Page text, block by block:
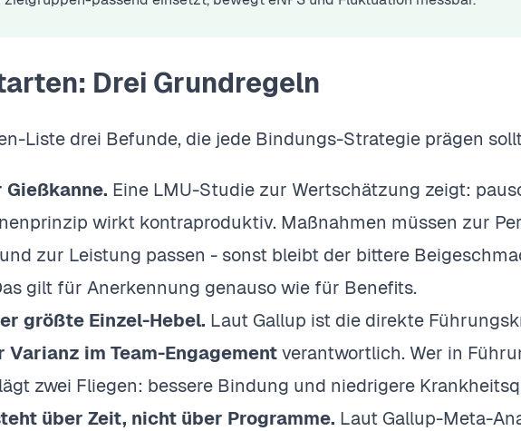
Drei Grundregeln
Liste drei Befunde, die jede Bindungs-Strategie prägen
Eine LMU-Studie zur Wertschätzung zeigt:
wirkt kontraproduktiv. Maßnahmen müssen zur
zur Leistung passen - sonst bleibt der bittere
gilt für Anerkennung genauso wie für Benefits.
größte Einzel-Hebel. Laut Gallup ist die direkte
Varianz im Team-Engagementverantwortlich. Wer in
zwei Fliegen: bessere Bindung und niedrigere
über Zeit, nicht über Programme. Laut Gallup-Meta-